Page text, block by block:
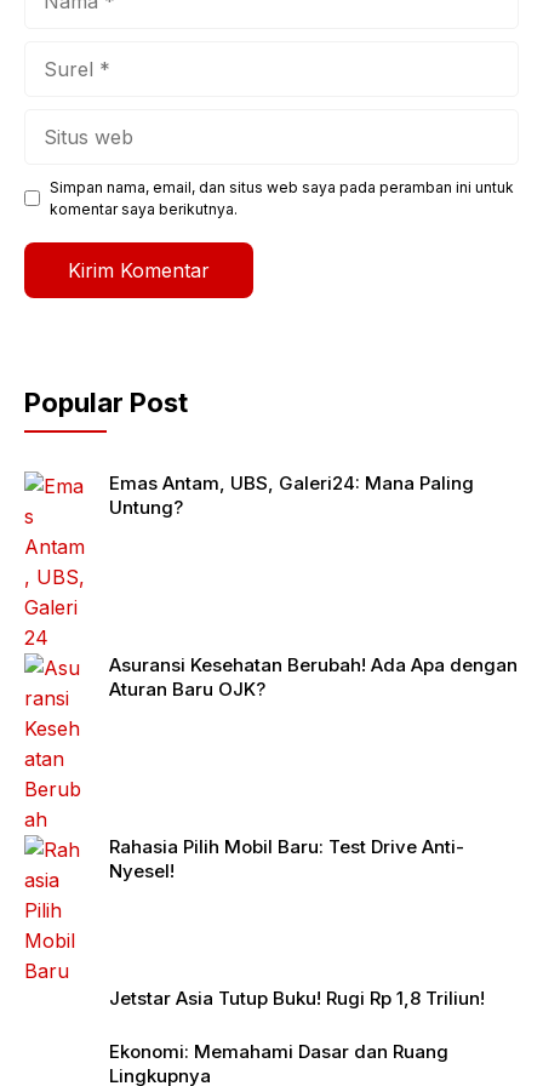
Simpan nama, email, dan situs web saya pada peramban ini untuk
komentar saya berikutnya.
Popular Post
Emas Antam, UBS, Galeri24: Mana Paling
Untung?
Asuransi Kesehatan Berubah! Ada Apa dengan
Aturan Baru OJK?
Rahasia Pilih Mobil Baru: Test Drive Anti-
Nyesel!
Jetstar Asia Tutup Buku! Rugi Rp 1,8 Triliun!
Ekonomi: Memahami Dasar dan Ruang
Lingkupnya